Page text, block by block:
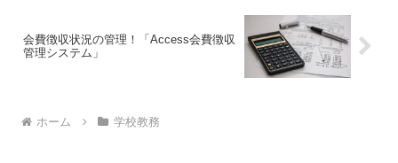
会費徴収状況の管理！「Access会費徴収
管理システム」
ホーム 学校教務